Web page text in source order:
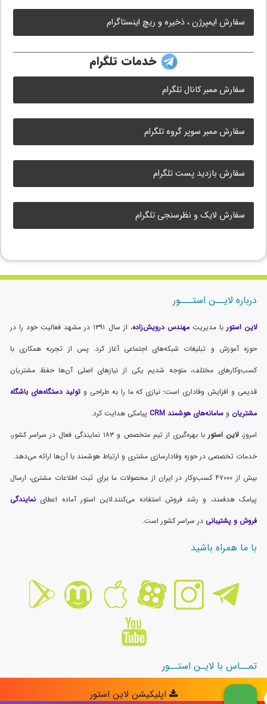
سفارش ایمپرژن ، ذخیره و ریچ اینستاگرام
خدمات تلگرام
سفارش ممبر کانال تلگرام
سفارش ممبر سوپر گروه تلگرام
سفارش بازدید پست تلگرام
سفارش لایک و نظرسنجی تلگرام